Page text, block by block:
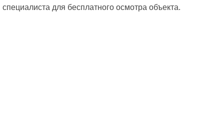
специалиста для бесплатного осмотра объекта.